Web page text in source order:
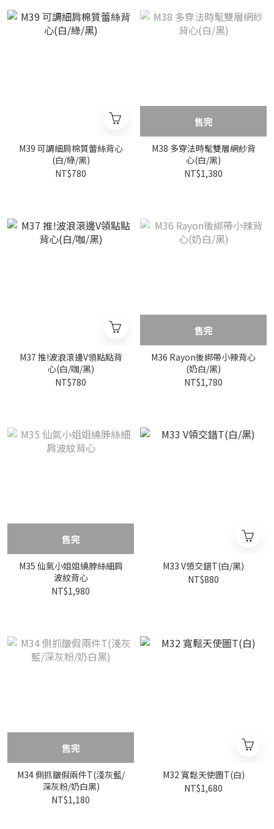
M39 可調細肩棉質蕾絲背心
(白/綠/黑)
NT$780
售完
M38 多穿法時髦雙層網紗背
心(白/黑)
NT$1,380
M37 推!波浪滾邊V領點點背
心(白/咖/黑)
NT$780
售完
M36 Rayon後綁帶小辣背心
(奶白/黑)
NT$1,780
售完
M35 仙氣小姐姐繞脖絲細肩
波紋背心
NT$1,980
M33 V領交錯T(白/黑)
NT$880
售完
M34 側抓皺假兩件T(淺灰藍/
深灰粉/奶白黑)
NT$1,180
M32 寬鬆天使圖T(白)
NT$1,680